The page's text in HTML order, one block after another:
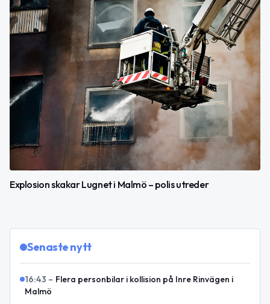
Explosion skakar Lugnet i Malmö – polis utreder
Senaste nytt
16:43 – Flera personbilar i kollision på Inre Rinvägen i
Malmö